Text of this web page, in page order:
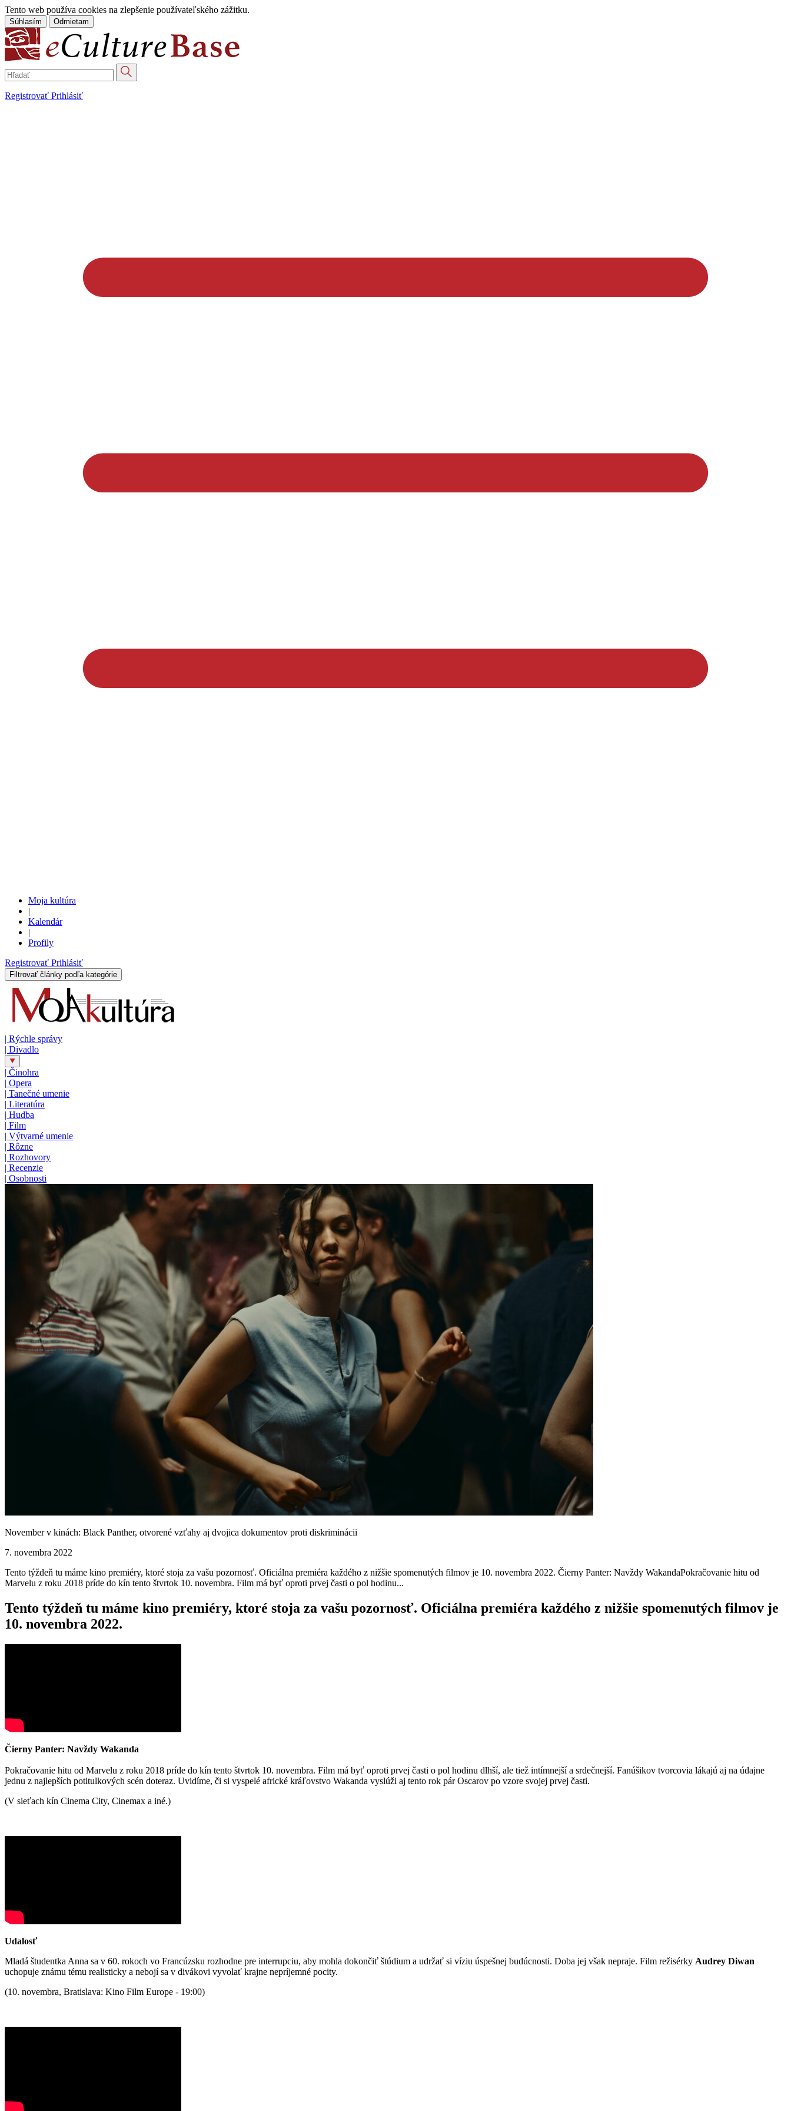
Tento web používa cookies na zlepšenie používateľského zážitku.
Súhlasím Odmietam
Registrovať Prihlásiť
Moja kultúra
|
Kalendár
|
Profily
Registrovať Prihlásiť
Filtrovať články podľa kategórie
| Rýchle správy
| Divadlo
| Činohra
| Opera
| Tanečné umenie
| Literatúra
| Hudba
| Film
| Výtvarné umenie
| Rôzne
| Rozhovory
| Recenzie
| Osobnosti
November v kinách: Black Panther, otvorené vzťahy aj dvojica dokumentov proti diskriminácii
7. novembra 2022
Tento týždeň tu máme kino premiéry, ktoré stoja za vašu pozornosť. Oficiálna premiéra každého z nižšie spomenutých filmov je 10. novembra 2022. Čierny Panter: Navždy WakandaPokračovanie hitu od
Marvelu z roku 2018 príde do kín tento štvrtok 10. novembra. Film má byť oproti prvej časti o pol hodinu...
Tento týždeň tu máme kino premiéry, ktoré stoja za vašu pozornosť. Oficiálna premiéra každého z nižšie spomenutých filmov je
10. novembra 2022.
Čierny Panter: Navždy Wakanda
Pokračovanie hitu od Marvelu z roku 2018 príde do kín tento štvrtok 10. novembra. Film má byť oproti prvej časti o pol hodinu dlhší, ale tiež intímnejší a srdečnejší. Fanúšikov tvorcovia lákajú aj na údajne
jednu z najlepších potitulkových scén doteraz. Uvidíme, či si vyspelé africké kráľovstvo Wakanda vyslúži aj tento rok pár Oscarov po vzore svojej prvej časti.
(V sieťach kín Cinema City, Cinemax a iné.)
Udalosť
Mladá študentka Anna sa v 60. rokoch vo Francúzsku rozhodne pre interrupciu, aby mohla dokončiť štúdium a udržať si víziu úspešnej budúcnosti. Doba jej však nepraje. Film režisérky Audrey Diwan
uchopuje známu tému realisticky a nebojí sa v divákovi vyvolať krajne nepríjemné pocity.
(10. novembra, Bratislava: Kino Film Europe - 19:00)